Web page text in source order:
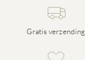
Gratis verzending